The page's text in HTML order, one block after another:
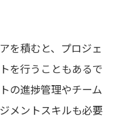
を積むと、プロジェ
を行うこともあるで
の進捗管理やチーム
メントスキルも必要